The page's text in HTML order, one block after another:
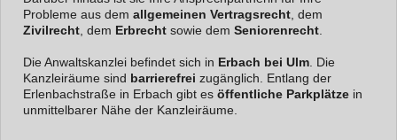
Probleme aus dem allgemeinen Vertragsrecht , dem
Zivilrecht , dem Erbrecht sowie dem Seniorenrecht
Die Anwaltskanzlei befindet sich in Erbach bei Ulm . Die
Kanzleiräume sind barrierefrei zugänglich. Entlang der
Erlenbachstraße in Erbach gibt es öffentliche Parkplätze in
unmittelbarer Nähe der Kanzleiräume.